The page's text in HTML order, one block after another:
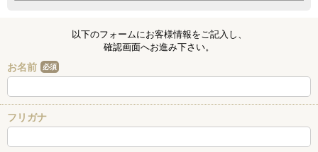
以下のフォームにお客様情報をご記入し、
確認画面へお進み下さい。
お名前 必須
フリガナ